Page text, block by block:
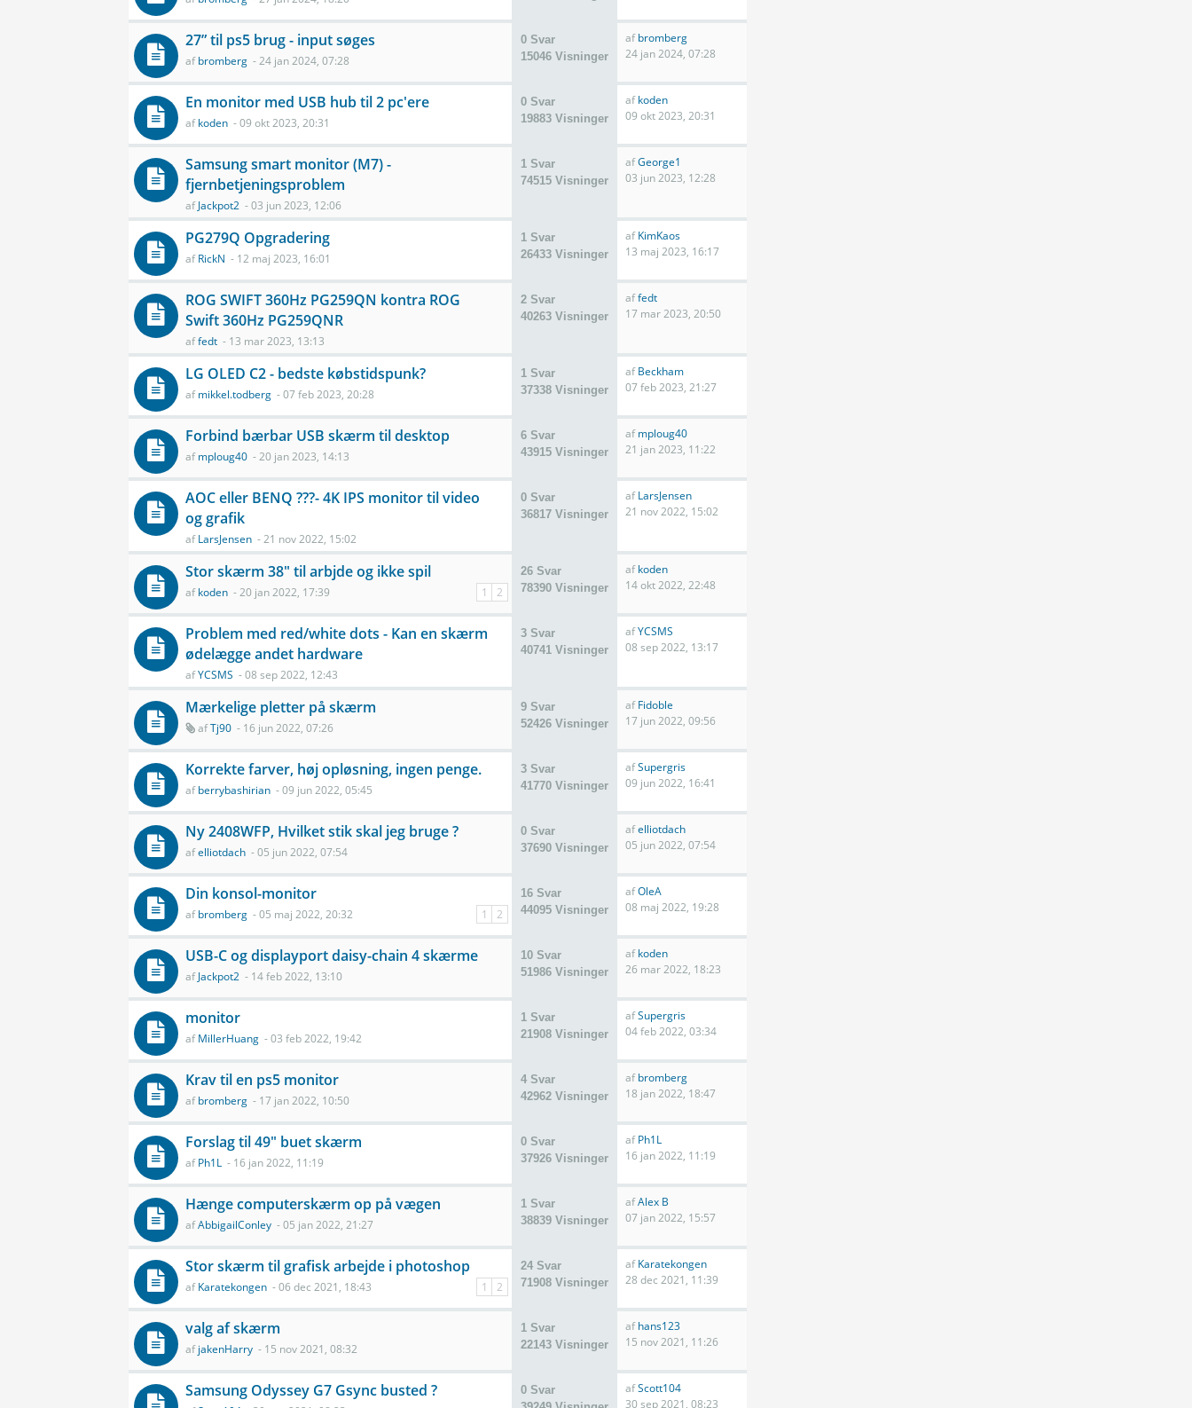
27” til ps5 brug - input søges
afbromberg - 24 jan 2024, 07:28
0 Svar
15046 Visninger
afbromberg
24 jan 2024, 07:28
En monitor med USB hub til 2 pc'ere
afkoden - 09 okt 2023, 20:31
0 Svar
19883 Visninger
afkoden
09 okt 2023, 20:31
Samsung smart monitor (M7) -
fjernbetjeningsproblem
afJackpot2 - 03 jun 2023, 12:06
1 Svar
74515 Visninger
afGeorge1
03 jun 2023, 12:28
PG279Q Opgradering
afRickN - 12 maj 2023, 16:01
1 Svar
26433 Visninger
afKimKaos
13 maj 2023, 16:17
ROG SWIFT 360Hz PG259QN kontra ROG
Swift 360Hz PG259QNR
affedt - 13 mar 2023, 13:13
2 Svar
40263 Visninger
affedt
17 mar 2023, 20:50
LG OLED C2 - bedste købstidspunk?
afmikkel.todberg - 07 feb 2023, 20:28
1 Svar
37338 Visninger
afBeckham
07 feb 2023, 21:27
Forbind bærbar USB skærm til desktop
afmploug40 - 20 jan 2023, 14:13
6 Svar
43915 Visninger
afmploug40
21 jan 2023, 11:22
AOC eller BENQ ???- 4K IPS monitor til video
og grafik
afLarsJensen - 21 nov 2022, 15:02
0 Svar
36817 Visninger
afLarsJensen
21 nov 2022, 15:02
Stor skærm 38" til arbjde og ikke spil
afkoden - 20 jan 2022, 17:39 1 2
26 Svar
78390 Visninger
afkoden
14 okt 2022, 22:48
Problem med red/white dots - Kan en skærm
ødelægge andet hardware
afYCSMS - 08 sep 2022, 12:43
3 Svar
40741 Visninger
afYCSMS
08 sep 2022, 13:17
Mærkelige pletter på skærm
afTj90 - 16 jun 2022, 07:26
9 Svar
52426 Visninger
afFidoble
17 jun 2022, 09:56
Korrekte farver, høj opløsning, ingen penge.
afberrybashirian - 09 jun 2022, 05:45
3 Svar
41770 Visninger
afSupergris
09 jun 2022, 16:41
Ny 2408WFP, Hvilket stik skal jeg bruge ?
afelliotdach - 05 jun 2022, 07:54
0 Svar
37690 Visninger
afelliotdach
05 jun 2022, 07:54
Din konsol-monitor
afbromberg - 05 maj 2022, 20:32 1 2
16 Svar
44095 Visninger
afOleA
08 maj 2022, 19:28
USB-C og displayport daisy-chain 4 skærme
afJackpot2 - 14 feb 2022, 13:10
10 Svar
51986 Visninger
afkoden
26 mar 2022, 18:23
monitor
afMillerHuang - 03 feb 2022, 19:42
1 Svar
21908 Visninger
afSupergris
04 feb 2022, 03:34
Krav til en ps5 monitor
afbromberg - 17 jan 2022, 10:50
4 Svar
42962 Visninger
afbromberg
18 jan 2022, 18:47
Forslag til 49" buet skærm
afPh1L - 16 jan 2022, 11:19
0 Svar
37926 Visninger
afPh1L
16 jan 2022, 11:19
Hænge computerskærm op på vægen
afAbbigailConley - 05 jan 2022, 21:27
1 Svar
38839 Visninger
afAlex B
07 jan 2022, 15:57
Stor skærm til grafisk arbejde i photoshop
afKaratekongen - 06 dec 2021, 18:43 1 2
24 Svar
71908 Visninger
afKaratekongen
28 dec 2021, 11:39
valg af skærm
afjakenHarry - 15 nov 2021, 08:32
1 Svar
22143 Visninger
afhans123
15 nov 2021, 11:26
Samsung Odyssey G7 Gsync busted ?
0 Svar
afScott104
30 sep 2021, 08:23